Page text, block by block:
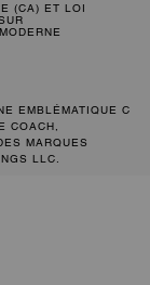
(CA) ET LOI
EMBLÉMATIQUE C
COACH,
MARQUES
LLC.